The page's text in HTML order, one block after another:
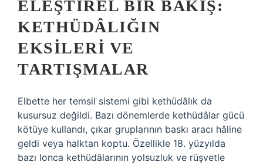
ELEŞTIREL BIR BAKIŞ:
KETHÜDÂLIĞIN
EKSILERI VE
TARTIŞMALAR
Elbette her temsil sistemi gibi kethüdâlık da
kusursuz değildi. Bazı dönemlerde kethüdâlar gücü
kötüye kullandı, çıkar gruplarının baskı aracı hâline
geldi veya halktan koptu. Özellikle 18. yüzyılda
bazı lonca kethüdâlarının yolsuzluk ve rüşvetle